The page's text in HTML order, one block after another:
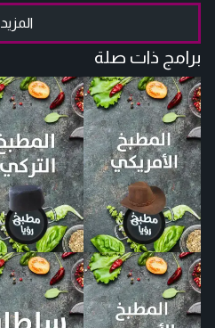
المزيد
برامج ذات صلة